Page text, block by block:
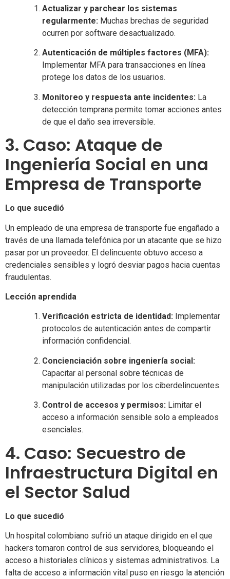
Actualizar y parchear los sistemas
regularmente: Muchas brechas de seguridad
ocurren por software desactualizado.
Autenticación de múltiples factores (MFA):
Implementar MFA para transacciones en línea
protege los datos de los usuarios.
Monitoreo y respuesta ante incidentes: La
detección temprana permite tomar acciones antes
de que el daño sea irreversible.
3. Caso: Ataque de
Ingeniería Social en una
Empresa de Transporte
Lo que sucedió
Un empleado de una empresa de transporte fue engañado a
través de una llamada telefónica por un atacante que se hizo
pasar por un proveedor. El delincuente obtuvo acceso a
credenciales sensibles y logró desviar pagos hacia cuentas
fraudulentas.
Lección aprendida
Verificación estricta de identidad: Implementar
protocolos de autenticación antes de compartir
información confidencial.
Concienciación sobre ingeniería social:
Capacitar al personal sobre técnicas de
manipulación utilizadas por los ciberdelincuentes.
Control de accesos y permisos: Limitar el
acceso a información sensible solo a empleados
esenciales.
4. Caso: Secuestro de
Infraestructura Digital en
el Sector Salud
Lo que sucedió
Un hospital colombiano sufrió un ataque dirigido en el que
hackers tomaron control de sus servidores, bloqueando el
acceso a historiales clínicos y sistemas administrativos. La
falta de acceso a información vital puso en riesgo la atención